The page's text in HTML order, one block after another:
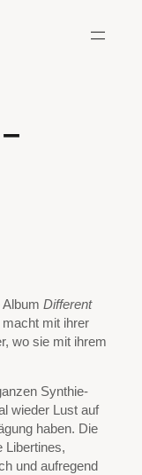
Different
macht mit ihrer
wo sie mit ihrem
Synthie-
wieder Lust auf
haben. Die
Libertines,
und aufregend